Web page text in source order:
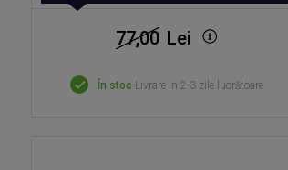
77,00 Lei
În stoc Livrare in 2-3 zile lucrătoare